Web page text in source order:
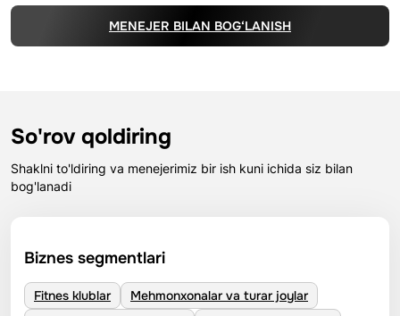
MENEJER BILAN BOG‘LANISH
So'rov qoldiring
Shaklni to'ldiring va menejerimiz bir ish kuni ichida siz bilan
bog'lanadi
Biznes segmentlari
Fitnes klublar
Mehmonxonalar va turar joylar